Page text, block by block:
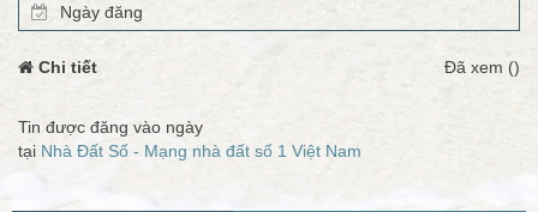
Ngày đăng
Chi tiết Đã xem ()
Tin được đăng vào ngày
tại Nhà Đất Số - Mạng nhà đất số 1 Việt Nam